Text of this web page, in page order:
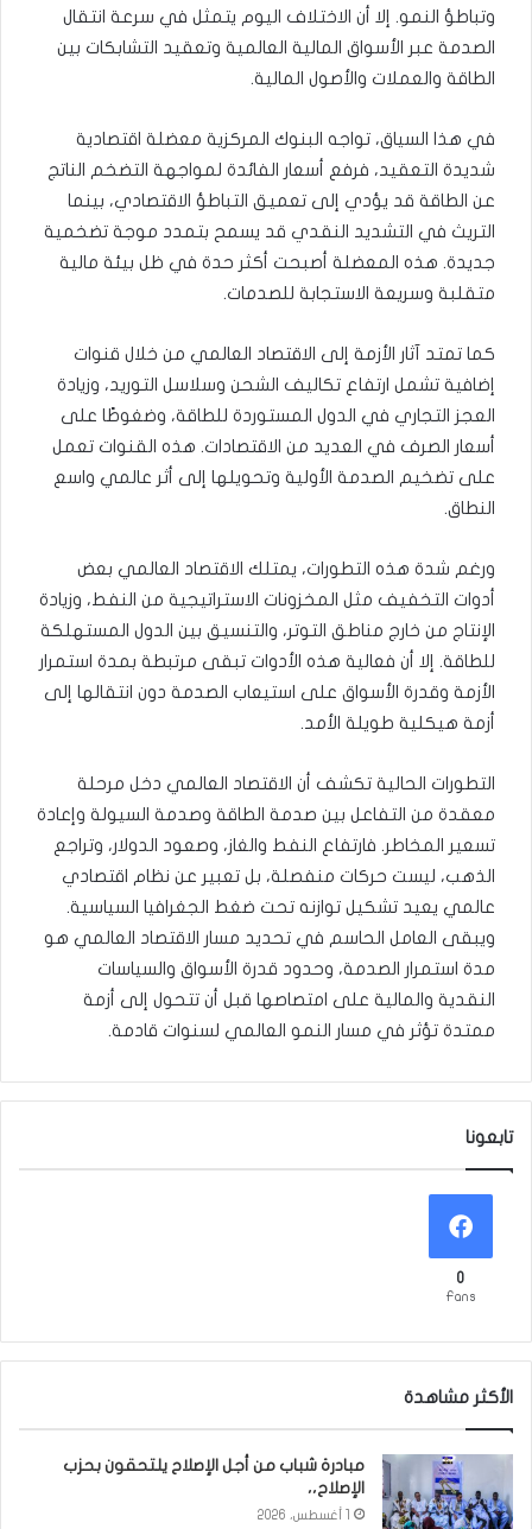
وتباطؤ النمو. إلا أن الاختلاف اليوم يتمثل في سرعة انتقال
الصدمة عبر الأسواق المالية العالمية وتعقيد التشابكات بين
الطاقة والعملات والأصول المالية.
في هذا السياق، تواجه البنوك المركزية معضلة اقتصادية
شديدة التعقيد، فرفع أسعار الفائدة لمواجهة التضخم الناتج
عن الطاقة قد يؤدي إلى تعميق التباطؤ الاقتصادي، بينما
التريث في التشديد النقدي قد يسمح بتمدد موجة تضخمية
جديدة. هذه المعضلة أصبحت أكثر حدة في ظل بيئة مالية
متقلبة وسريعة الاستجابة للصدمات.
كما تمتد آثار الأزمة إلى الاقتصاد العالمي من خلال قنوات
إضافية تشمل ارتفاع تكاليف الشحن وسلاسل التوريد، وزيادة
العجز التجاري في الدول المستوردة للطاقة، وضغوطًا على
أسعار الصرف في العديد من الاقتصادات. هذه القنوات تعمل
على تضخيم الصدمة الأولية وتحويلها إلى أثر عالمي واسع
النطاق.
ورغم شدة هذه التطورات، يمتلك الاقتصاد العالمي بعض
أدوات التخفيف مثل المخزونات الاستراتيجية من النفط، وزيادة
الإنتاج من خارج مناطق التوتر، والتنسيق بين الدول المستهلكة
للطاقة. إلا أن فعالية هذه الأدوات تبقى مرتبطة بمدة استمرار
الأزمة وقدرة الأسواق على استيعاب الصدمة دون انتقالها إلى
أزمة هيكلية طويلة الأمد.
التطورات الحالية تكشف أن الاقتصاد العالمي دخل مرحلة
معقدة من التفاعل بين صدمة الطاقة وصدمة السيولة وإعادة
تسعير المخاطر. فارتفاع النفط والغاز، وصعود الدولار، وتراجع
الذهب، ليست حركات منفصلة، بل تعبير عن نظام اقتصادي
عالمي يعيد تشكيل توازنه تحت ضغط الجغرافيا السياسية.
ويبقى العامل الحاسم في تحديد مسار الاقتصاد العالمي هو
مدة استمرار الصدمة، وحدود قدرة الأسواق والسياسات
النقدية والمالية على امتصاصها قبل أن تتحول إلى أزمة
ممتدة تؤثر في مسار النمو العالمي لسنوات قادمة.
تابعونا
0
Fans
الأكثر مشاهدة
مبادرة شباب من أجل الإصلاح يلتحقون بحزب
الإصلاح،،